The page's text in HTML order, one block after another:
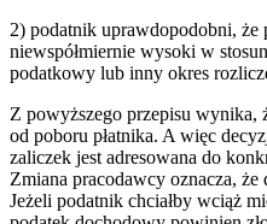
2) podatnik uprawdopodobni, że
niewspółmiernie wysoki w
podatkowy lub inny okres
Z powyższego przepisu wynika,
od poboru płatnika. A więc
zaliczek jest adresowana do
Zmiana pracodawcy oznacza, że
Jeżeli podatnik chciałby wciąż